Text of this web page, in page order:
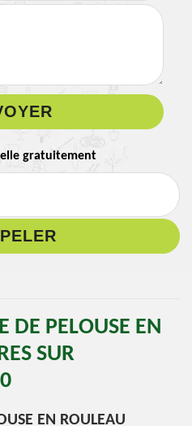
gratuitement
DE PELOUSE EN
SUR
EN ROULEAU